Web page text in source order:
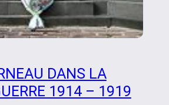
DANS LA
1914 – 1919